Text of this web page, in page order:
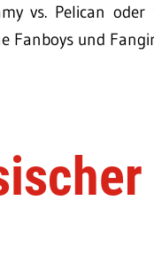
vs. Pelican oder
Fanboys und